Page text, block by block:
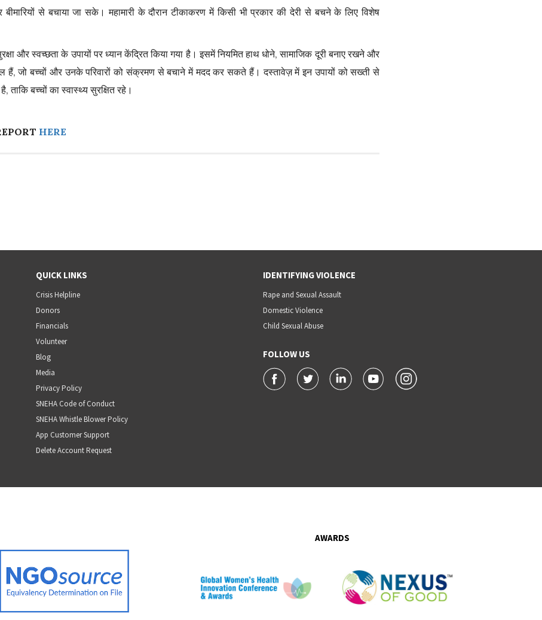
बीमारियों से बचाया जा सके। महामारी के दौरान टीकाकरण में किसी भी प्रकार की देरी से बचने के लिए विशेष
और स्वच्छता के उपायों पर ध्यान केंद्रित किया गया है। इसमें नियमित हाथ धोने, सामाजिक दूरी बनाए रखने और
हैं, जो बच्चों और उनके परिवारों को संक्रमण से बचाने में मदद कर सकते हैं। दस्तावेज़ में इन उपायों को सख्ती से
ताकि बच्चों का स्वास्थ्य सुरक्षित रहे।
HERE
QUICK LINKS
Crisis Helpline
Donors
Financials
Volunteer
Blog
Media
Privacy Policy
SNEHA Code of Conduct
SNEHA Whistle Blower Policy
App Customer Support
Delete Account Request
IDENTIFYING VIOLENCE
Rape and Sexual Assault
Domestic Violence
Child Sexual Abuse
FOLLOW US
AWARDS